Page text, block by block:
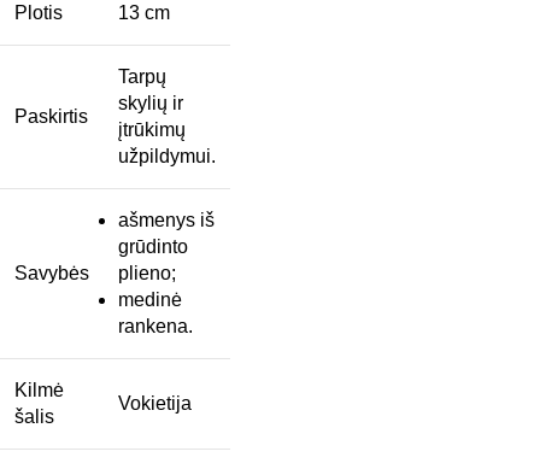
Plotis 13 cm
Paskirtis
Tarpų
skylių ir
įtrūkimų
užpildymui.
Savybės
ašmenys iš
grūdinto
plieno;
medinė
rankena.
Kilmė
šalis
Vokietija